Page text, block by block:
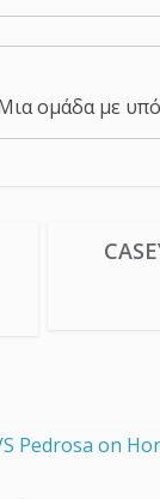
ομάδα με